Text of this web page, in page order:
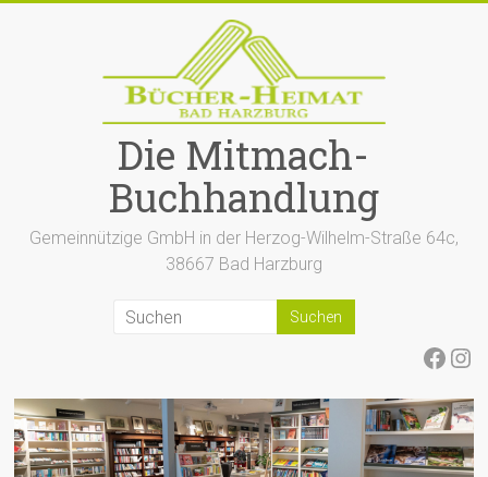
Die Mitmach-
Buchhandlung
Gemeinnützige GmbH in der Herzog-Wilhelm-Straße 64c,
38667 Bad Harzburg